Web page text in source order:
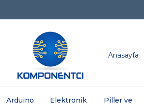
Anasayfa
Arduino
Elektronik
Piller ve